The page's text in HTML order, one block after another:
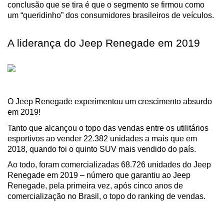
conclusão que se tira é que o segmento se firmou como
um “queridinho” dos consumidores brasileiros de veículos.
A liderança do Jeep Renegade em 2019
O Jeep Renegade experimentou um crescimento absurdo
em 2019!
Tanto que alcançou o topo das vendas entre os utilitários
esportivos ao vender 22.382 unidades a mais que em
2018, quando foi o quinto SUV mais vendido do país.
Ao todo, foram comercializadas 68.726 unidades do Jeep
Renegade em 2019 – número que garantiu ao Jeep
Renegade, pela primeira vez, após cinco anos de
comercialização no Brasil, o topo do ranking de vendas.